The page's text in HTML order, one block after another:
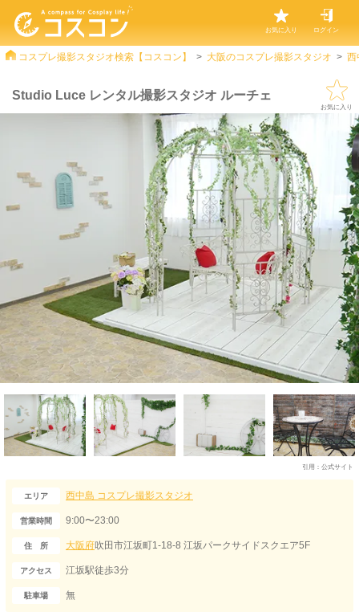
お気に入り ログイン
コスプレ撮影スタジオ検索【コスコン】 大阪のコスプレ撮影スタジオ 西
Studio Luce レンタル撮影スタジオ ルーチェ
お気に入り
引用： 公式サイト
エリア 西中島 コスプレ撮影スタジオ
営業時間 9:00〜23:00
住 所 大阪府吹田市江坂町1-18-8 江坂パークサイドスクエア5F
アクセス 江坂駅徒歩3分
駐車場 無